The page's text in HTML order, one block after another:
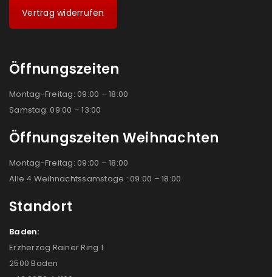
Vertrag widerrufen
Öffnungszeiten
Montag-Freitag: 09:00 – 18:00
Samstag: 09:00 – 13:00
Öffnungszeiten Weihnachten
Montag-Freitag: 09:00 – 18:00
Alle 4 Weihnachtssamstage : 09:00 – 18:00
Standort
Baden:
Erzherzog Rainer Ring 1
2500 Baden